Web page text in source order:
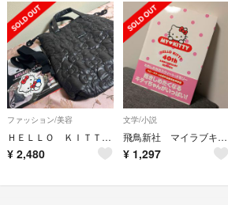
ファッション/美容
ＨＥＬＬＯ ＫＩＴＴＹ リボンな３ｗａｙキルティングＢＡＧ ＢＯＯＫおしゃれＢＬ
¥ 2,480
文学/小説
飛鳥新社 マイラブキティ キティグッズ大百科 サンリオ ハローキティ40周年記念
¥ 1,297